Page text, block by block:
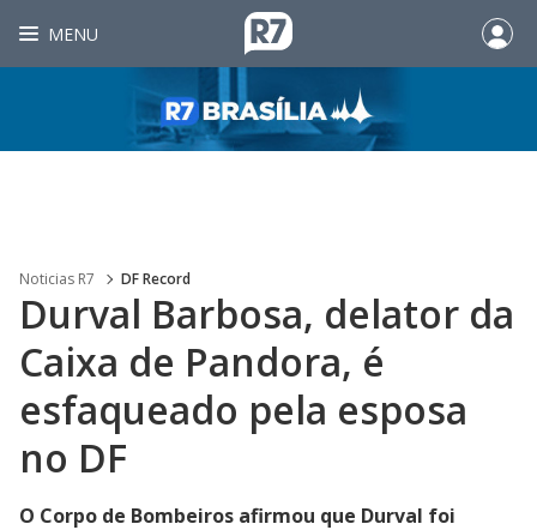
MENU
Noticias R7 DF Record
Durval Barbosa, delator da
Caixa de Pandora, é
esfaqueado pela esposa
no DF
O Corpo de Bombeiros afirmou que Durval foi